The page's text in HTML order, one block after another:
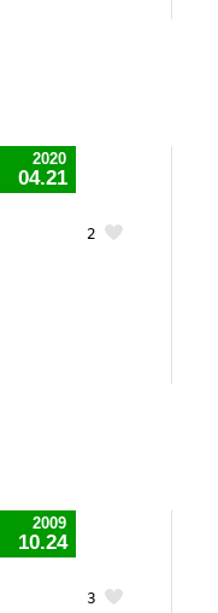
2020
04.21
2
2009
10.24
3